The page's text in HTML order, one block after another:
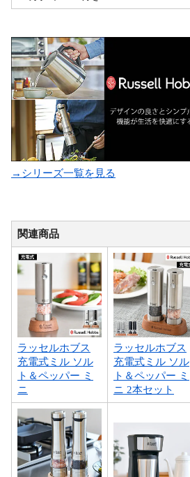
→シリーズ一覧を見る
関連商品
ラッセルホブス
充電式ミル ソル
ト＆ペッパー ミ
ニ
ラッセルホブス
充電式ミル ソル
ト＆ペッパー ミ
ニ 2本セット